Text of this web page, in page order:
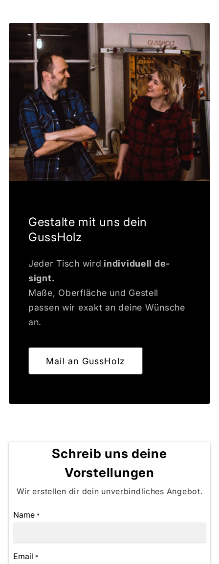
Gestalte mit uns dein
GussHolz
Jeder Tisch wird individuell de­
signt.
Maße, Oberfläche und Gestell
passen wir exakt an deine Wünsche
an.
Mail an GussHolz
Schreib uns deine
Vorstellungen
Wir erstellen dir dein unverbindliches Angebot.
Name *
Email *